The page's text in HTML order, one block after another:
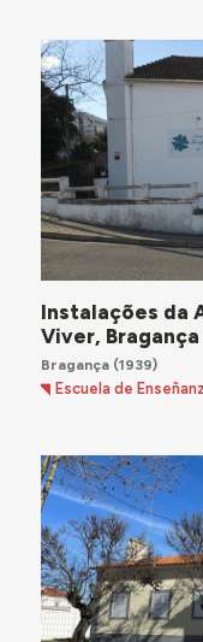
Instalações da
Viver, Bragança
Bragança(1939)
Escuela de